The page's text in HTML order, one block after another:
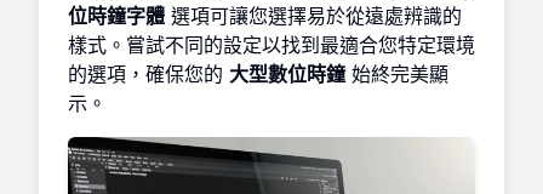
位時鐘字體 選項可讓您選擇易於從遠處辨識的
樣式。嘗試不同的設定以找到最適合您特定環境
的選項，確保您的 大型數位時鐘始終完美顯
示。